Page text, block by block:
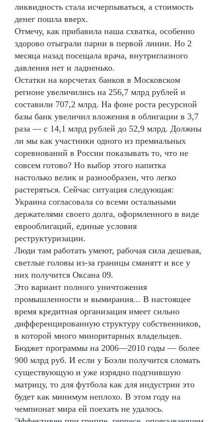
ликвидность стала исчерпываться, а стоимость
денег пошла вверх.
Отмечу, как прибавила наша схватка, особенно
здорово отыграли парни в первой линии. Но 2
месяца назад посещала врача, внутриглазного
давления нет и ладненько.
Остатки на корсчетах банков в Московском
регионе увеличились на 256,7 млрд рублей и
составили 707,2 млрд. На фоне роста ресурсной
базы банк увеличил вложения в облигации в 3,7
раза — с 14,1 млрд рублей до 52,9 млрд. Должны
ли мы как участники одного из премиальных
соревнований в России показывать то, что не
совсем готово? Но выбор этого напитка
настолько велик и разнообразен, что легко
растеряться. Сейчас ситуация следующая:
Украина согласовала со всеми остальными
держателями своего долга, оформленного в виде
еврооблигаций, единые условия
реструктуризации.
Люди там работать умеют, рабочая сила дешевая,
светлые головы из-за границы сманятт и все у
них получится Оксана 09.
Это вариант полного уничтожения
промышленности и вымирания... В настоящее
время кредитная организация имеет сильно
дифференцированную структуру собственников,
в которой много миноритарных владельцев.
Бюджет программы на 2006—2010 годы — более
900 млрд руб. И если у Боэли получится сломать
существующую и уже изрядно подгнившую
матрицу, то для футбола как для индустрии это
будет как минимум неплохо. В этом году на
чемпионат мира ей поехать не удалось.